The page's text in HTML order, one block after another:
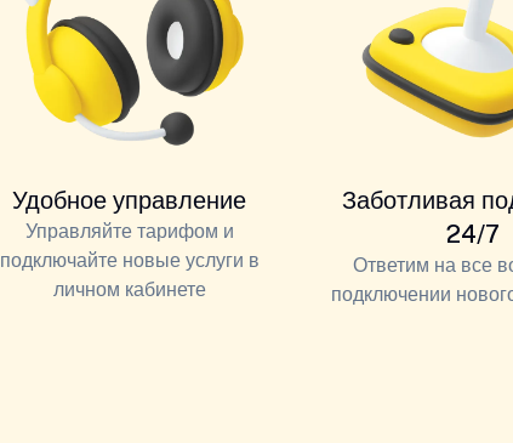
Удобное управление
Управляйте тарифом и
подключайте новые услуги в
личном кабинете
Заботливая
24/7
Ответим на все
подключении